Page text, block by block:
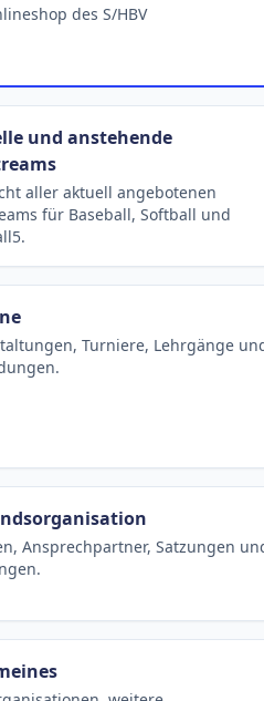
des S/HBV
und anstehende
aller aktuell angebotenen
für Baseball, Softball und
Turniere, Lehrgänge
Ansprechpartner, Satzungen